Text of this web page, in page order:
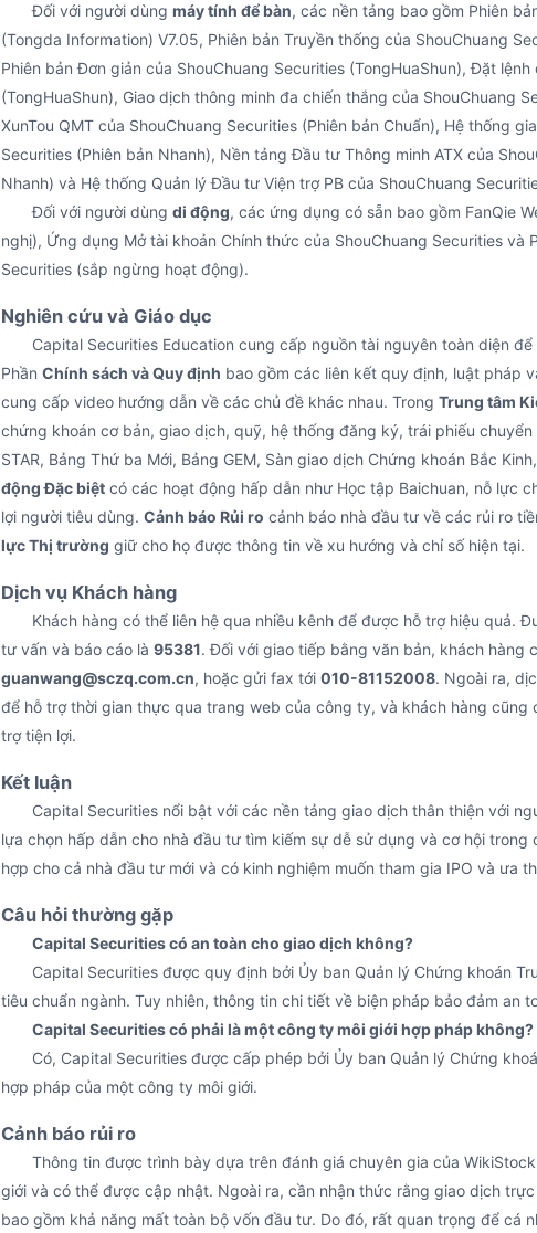
Đối với người dùng máy tính để bàn, các nền tảng bao gồm Phiên
(Tongda Information) V7.05, Phiên bản Truyền thống của ShouChuang
Phiên bản Đơn giản của ShouChuang Securities (TongHuaShun), Đặt
(TongHuaShun), Giao dịch thông minh đa chiến thắng của ShouChuang
XunTou QMT của ShouChuang Securities (Phiên bản Chuẩn), Hệ thống
Securities (Phiên bản Nhanh), Nền tảng Đầu tư Thông minh ATX của
Nhanh) và Hệ thống Quản lý Đầu tư Viện trợ PB của ShouChuang
Đối với người dùng di động, các ứng dụng có sẵn bao gồm FanQie
nghị), Ứng dụng Mở tài khoản Chính thức của ShouChuang Securities và
Securities (sắp ngừng hoạt động).
Nghiên cứu và Giáo dục
Capital Securities Education cung cấp nguồn tài nguyên toàn diện để
Phần Chính sách và Quy định bao gồm các liên kết quy định, luật pháp
cung cấp video hướng dẫn về các chủ đề khác nhau. Trong Trung tâm
chứng khoán cơ bản, giao dịch, quỹ, hệ thống đăng ký, trái phiếu
STAR, Bảng Thứ ba Mới, Bảng GEM, Sàn giao dịch Chứng khoán Bắc
động Đặc biệt có các hoạt động hấp dẫn như Học tập Baichuan, nỗ lực
lợi người tiêu dùng. Cảnh báo Rủi ro cảnh báo nhà đầu tư về các rủi ro
lực Thị trường giữ cho họ được thông tin về xu hướng và chỉ số hiện tại.
Dịch vụ Khách hàng
Khách hàng có thể liên hệ qua nhiều kênh để được hỗ trợ hiệu quả.
tư vấn và báo cáo là 95381. Đối với giao tiếp bằng văn bản, khách hàng
guanwang@sczq.com.cn, hoặc gửi fax tới 010-81152008. Ngoài ra,
để hỗ trợ thời gian thực qua trang web của công ty, và khách hàng cũng
trợ tiện lợi.
Kết luận
Capital Securities nổi bật với các nền tảng giao dịch thân thiện với
lựa chọn hấp dẫn cho nhà đầu tư tìm kiếm sự dễ sử dụng và cơ hội trong
hợp cho cả nhà đầu tư mới và có kinh nghiệm muốn tham gia IPO và ưa
Câu hỏi thường gặp
Capital Securities có an toàn cho giao dịch không?
Capital Securities được quy định bởi Ủy ban Quản lý Chứng khoán
tiêu chuẩn ngành. Tuy nhiên, thông tin chi tiết về biện pháp bảo đảm an
Capital Securities có phải là một công ty môi giới hợp pháp không?
Có, Capital Securities được cấp phép bởi Ủy ban Quản lý Chứng
hợp pháp của một công ty môi giới.
Cảnh báo rủi ro
Thông tin được trình bày dựa trên đánh giá chuyên gia của
giới và có thể được cập nhật. Ngoài ra, cần nhận thức rằng giao dịch
bao gồm khả năng mất toàn bộ vốn đầu tư. Do đó, rất quan trọng để cá